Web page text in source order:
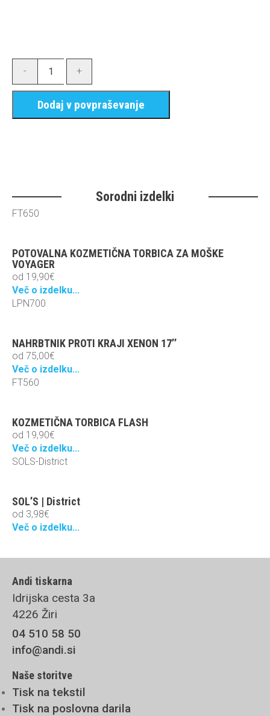
- +
Dodaj v povpraševanje
Sorodni izdelki
FT650
POTOVALNA KOZMETIČNA TORBICA ZA MOŠKE
VOYAGER
od 19,90€
Več o izdelku...
LPN700
NAHRBTNIK PROTI KRAJI XENON 17’’
od 75,00€
Več o izdelku...
FT560
KOZMETIČNA TORBICA FLASH
od 19,90€
Več o izdelku...
SOLS-District
SOL’S | District
od 3,98€
Več o izdelku...
Andi tiskarna
Idrijska cesta 3a
4226 Žiri
04 510 58 50
info@andi.si
Naše storitve
Tisk na tekstil
Tisk na poslovna darila